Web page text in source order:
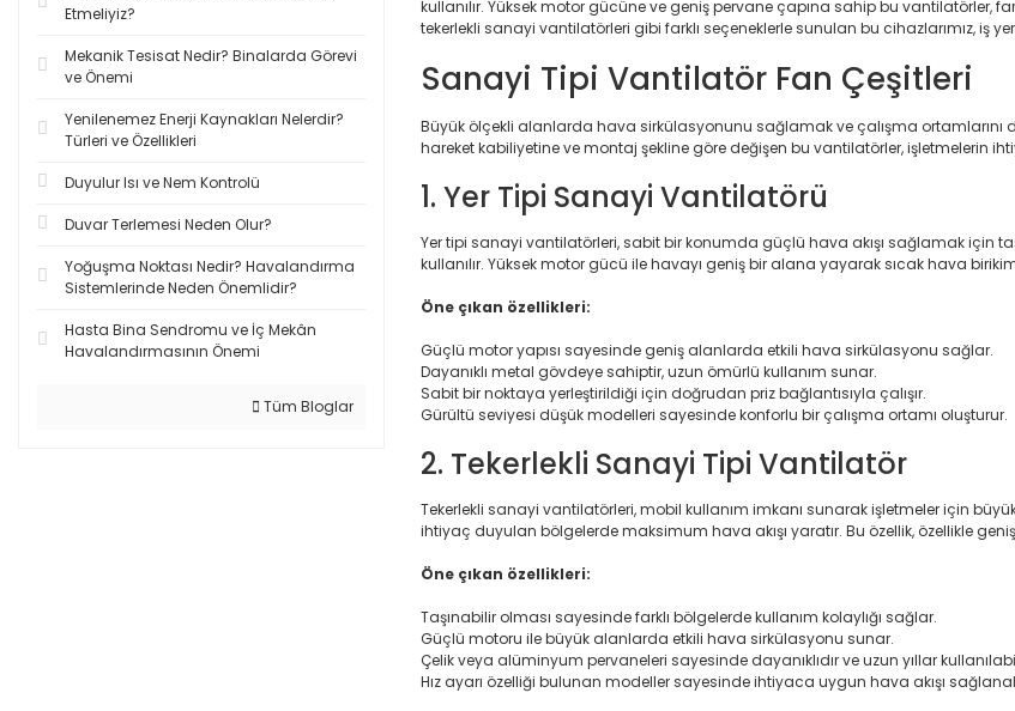
Etmeliyiz?
Mekanik Tesisat Nedir? Binalarda Görevi
ve Önemi
Yenilenemez Enerji Kaynakları Nelerdir?
Türleri ve Özellikleri
Duyulur Isı ve Nem Kontrolü
Duvar Terlemesi Neden Olur?
Yoğuşma Noktası Nedir? Havalandırma
Sistemlerinde Neden Önemlidir?
Hasta Bina Sendromu ve İç Mekân
Havalandırmasının Önemi
Tüm Bloglar
kullanılır. Yüksek motor gücüne ve geniş pervane çapına sahip bu vantilatörler,
tekerlekli sanayi vantilatörleri gibi farklı seçeneklerle sunulan bu cihazlarımız, iş
Sanayi Tipi Vantilatör Fan Çeşitleri
Büyük ölçekli alanlarda hava sirkülasyonunu sağlamak ve çalışma ortamlarını
hareket kabiliyetine ve montaj şekline göre değişen bu vantilatörler, işletmelerin
1. Yer Tipi Sanayi Vantilatörü
Yer tipi sanayi vantilatörleri, sabit bir konumda güçlü hava akışı sağlamak için
kullanılır. Yüksek motor gücü ile havayı geniş bir alana yayarak sıcak hava
Öne çıkan özellikleri:
Güçlü motor yapısı sayesinde geniş alanlarda etkili hava sirkülasyonu sağlar.
Dayanıklı metal gövdeye sahiptir, uzun ömürlü kullanım sunar.
Sabit bir noktaya yerleştirildiği için doğrudan priz bağlantısıyla çalışır.
Gürültü seviyesi düşük modelleri sayesinde konforlu bir çalışma ortamı oluşturur.
2. Tekerlekli Sanayi Tipi Vantilatör
Tekerlekli sanayi vantilatörleri, mobil kullanım imkanı sunarak işletmeler için
ihtiyaç duyulan bölgelerde maksimum hava akışı yaratır. Bu özellik, özellikle
Öne çıkan özellikleri:
Taşınabilir olması sayesinde farklı bölgelerde kullanım kolaylığı sağlar.
Güçlü motoru ile büyük alanlarda etkili hava sirkülasyonu sunar.
Çelik veya alüminyum pervaneleri sayesinde dayanıklıdır ve uzun yıllar
Hız ayarı özelliği bulunan modeller sayesinde ihtiyaca uygun hava akışı